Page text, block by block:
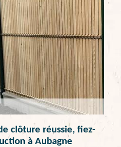
clôture réussie, fiez-
à Aubagne